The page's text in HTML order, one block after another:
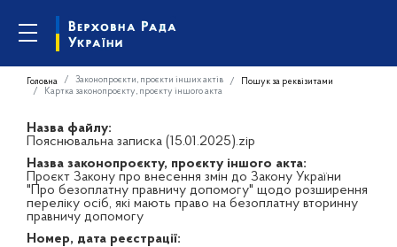
Головна Законопроєкти, проєкти інших актів
Пошук за реквізитами
Картка законопроєкту, проєкту іншого акта
Назва файлу:
Пояснювальна записка (15.01.2025).zip
Назва законопроєкту, проєкту іншого акта:
Проєкт Закону про внесення змін до Закону України
"Про безоплатну правничу допомогу" щодо розширення
переліку осіб, які мають право на безоплатну вторинну
правничу допомогу
Номер, дата реєстрації: